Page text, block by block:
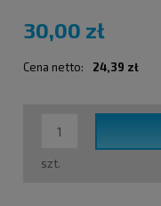
30,00 zł
Cena netto: 24,39 zł
szt.